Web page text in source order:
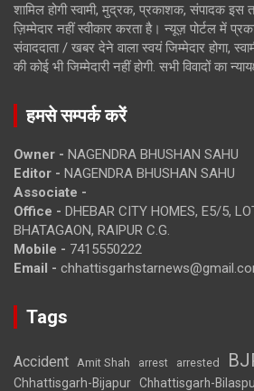
शामिल होगी स्वामी, मुद्रक, प्रकाशक, संपादक इस
ज़िम्मेदार नहीं स्वीकार करता है। न्यूज़ पोर्टल में
संवाददाता / खबर देने वाला स्वयं जिम्मेदार होगा,
की कोई भी जिम्मेदारी नहीं होगी. सभी विवादों का
हमसे सम्पर्क करें
Owner - NAGENDRA BHUSHAN SAHU
Editor - NAGENDRA BHUSHAN SAHU
Associate -
Office - DHEBAR CITY HOMES, E5/5,
BHATAGAON, RAIPUR C.G.
Mobile - 7415550222
Email -
Tags
Accident Amit Shah arrest arrested
Chhattisgarh-Bijapur Chhattisgarh-